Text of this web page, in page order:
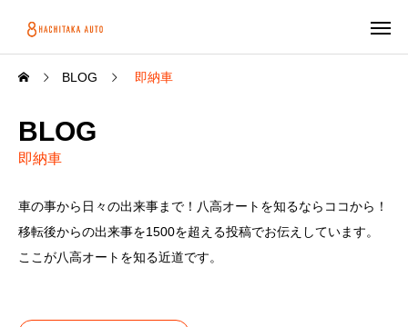
BLOG 即納車
BLOG
即納車
車の事から日々の出来事まで！八高オートを知るならココから！
移転後からの出来事を1500を超える投稿でお伝えしています。
ここが八高オートを知る近道です。